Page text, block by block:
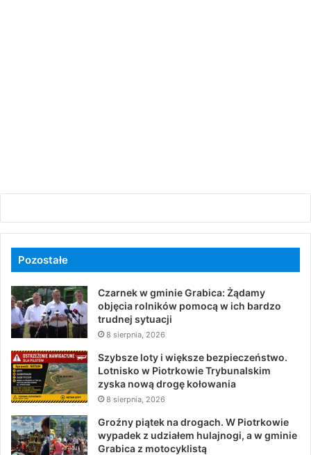
Pozostałe
Czarnek w gminie Grabica: Żądamy
objęcia rolników pomocą w ich bardzo
trudnej sytuacji
8 sierpnia, 2026
Szybsze loty i większe bezpieczeństwo.
Lotnisko w Piotrkowie Trybunalskim
zyska nową drogę kołowania
8 sierpnia, 2026
Groźny piątek na drogach. W Piotrkowie
wypadek z udziałem hulajnogi, a w gminie
Grabica z motocyklistą